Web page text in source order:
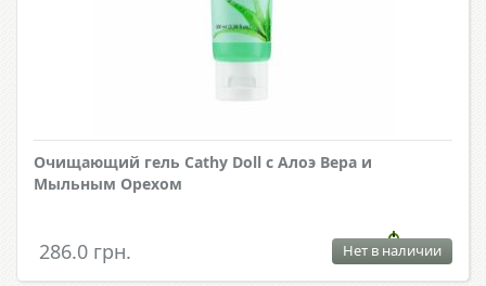
Очищающий гель Cathy Doll с Алоэ Вера и
Мыльным Орехом
286.0 грн. Нет в наличии